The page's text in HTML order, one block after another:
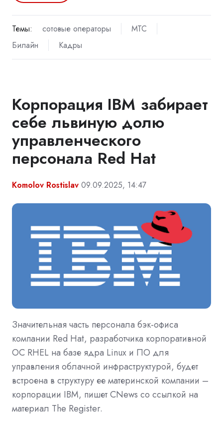
Темы: сотовые операторы
МТС
Билайн
Кадры
Корпорация IBM забирает
себе львиную долю
управленческого
персонала Red Hat
Komolov Rostislav 09.09.2025, 14:47
Значительная часть персонала бэк-офиса
компании Red Hat, разработчика корпоративной
ОС RHEL на базе ядра Linux и ПО для
управления облачной инфраструктурой, будет
встроена в структуру ее материнской компании –
корпорации IBM, пишет CNews со ссылкой на
материал The Register.